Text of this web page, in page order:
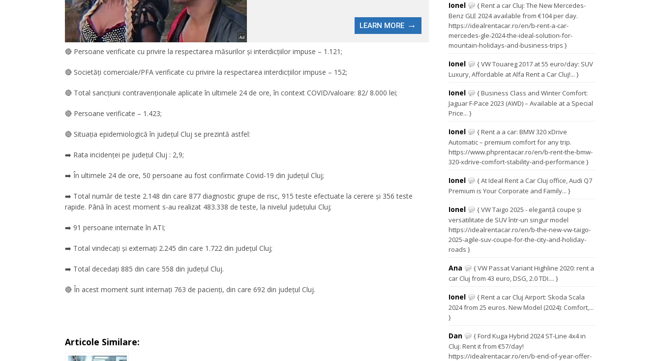
🔴 Persoane verificate cu privire la respectarea măsurilor și interdicțiilor impuse – 1.121;
🔴 Societăți comerciale/PFA verificate cu privire la respectarea interdicțiilor impuse – 152;
🔴 Total sancțiuni contravenționale aplicate în ultimele 24 de ore, în context COVID/valoare: 82/ 8.000 lei;
🔴 Persoane verificate – 1.423;
🔴 Situația epidemiologică în județul Cluj se prezintă astfel:
➡️ Rata incidenței pe județul Cluj : 2,9;
➡️ În ultimele 24 de ore, 50 persoane au fost confirmate Covid-19 din județul Cluj;
➡️ Total număr de teste 2.148 din care 877 diagnostic grupe de risc, 915 teste efectuate la cerere și 356 teste
rapide. Până în acest moment s-au realizat 483.338 de teste, la nivelul județului Cluj;
➡️ 91 persoane internate în ATI;
➡️ Total vindecați și externați 2.245 din care 1.722 din județul Cluj;
➡️ Total decedați 885 din care 558 din județul Cluj.
🔴 În acest moment sunt internați 763 de pacienți, din care 692 din județul Cluj.
Articole Similare:
Ionel
{ Rent a car Cluj: The New Mercedes-
Benz GLE 2024 available from €104 per day.
https://idealrentacar.ro/en/b-rent-a-car-
mercedes-gle-2024-the-ideal-solution-for-
mountain-holidays-and-business-trips }
Ionel
{ VW Touareg 2017 at 55 euro/day: SUV
Luxury, Affordable at Alfa Rent a Car Cluj!... }
Ionel
{ Business Class and Winter Comfort:
Jaguar F-Pace 2023 (AWD) – Available at a Special
Price... }
Ionel
{ Rent a a car: BMW 320 xDrive
Automatic – premium comfort for any trip.
https://www.phprentacar.ro/en/b-rent-the-bmw-
320-xdrive-comfort-stability-and-performance }
Ionel
{ At Ideal Rent a Car Cluj office, Audi Q7
Premium is Your Corporate and Family... }
Ionel
{ VW Taigo 2025 - eleganță coupe și
versatilitate de SUV într-un singur model
https://idealrentacar.ro/en/b-the-new-vw-taigo-
2025-agile-suv-coupe-for-the-city-and-holiday-
roads }
Ana
{ VW Passat Variant Highline 2020: rent a
car Cluj from 43 euro, DSG, 2.0 TDI.... }
Ionel
{ Rent a car Cluj Airport: Skoda Scala
2024 from 25 euros. New Model (2024): Comfort,...
}
Dan
{ Ford Kuga Hybrid 2024 ST-Line 4x4 in
Cluj: Rent it from €57/day!
https://idealrentacar.ro/en/b-end-of-year-offer-